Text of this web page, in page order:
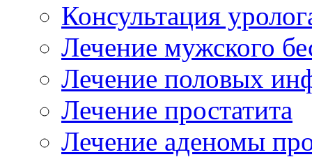
Консультация
Лечение мужского
Лечение половых
Лечение простатита
Лечение аденомы